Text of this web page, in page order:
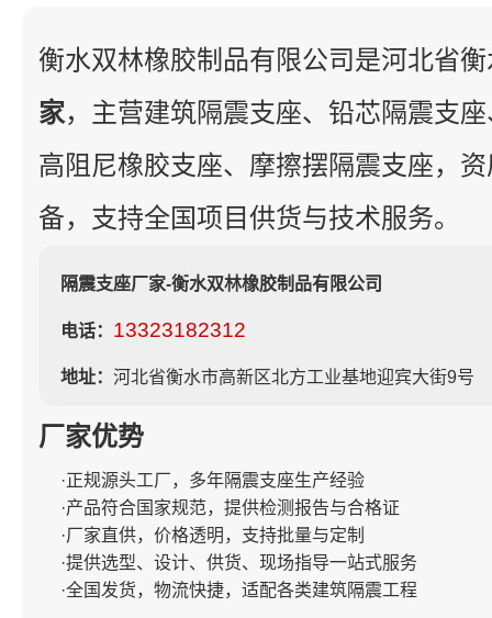
衡水双林橡胶制品有限公司是河北省
家，主营建筑隔震支座、铅芯隔震支
高阻尼橡胶支座、摩擦摆隔震支座，
备，支持全国项目供货与技术服务。
隔震支座厂家-衡水双林橡胶制品有限公司
电话： 13323182312
地址： 河北省衡水市高新区北方工业基地迎宾大街9号
厂家优势
·正规源头工厂，多年隔震支座生产经验
·产品符合国家规范，提供检测报告与合格证
·厂家直供，价格透明，支持批量与定制
·提供选型、设计、供货、现场指导一站式服务
·全国发货，物流快捷，适配各类建筑隔震工程